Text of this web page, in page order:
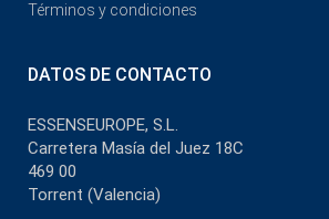
Términos y condiciones
DATOS DE CONTACTO
ESSENSEUROPE, S.L.
Carretera Masía del Juez 18C
469 00
Torrent (Valencia)